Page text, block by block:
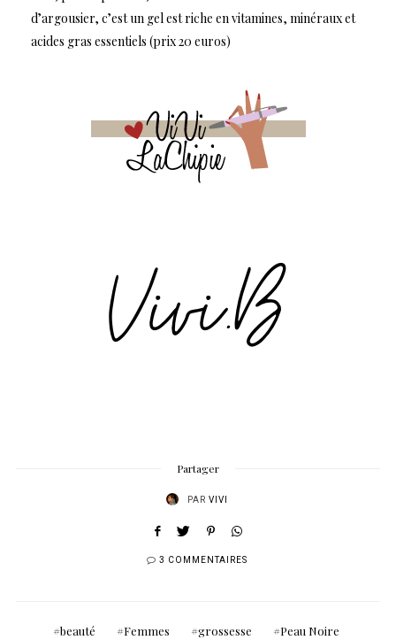
d’argousier, c’est un gel est riche en vitamines, minéraux et
acides gras essentiels (prix 20 euros)
Partager
PAR VIVI
3 COMMENTAIRES
beauté Femmes grossesse Peau Noire